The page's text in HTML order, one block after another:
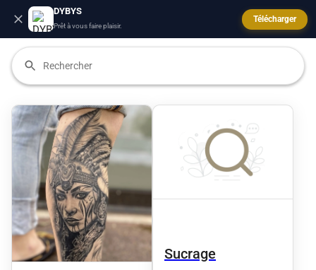
DYBYS
Prêt à vous faire plaisir.
Télécharger
Sucrage